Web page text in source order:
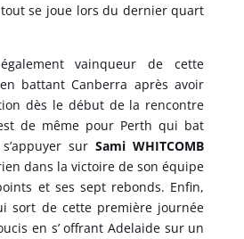
se joue lors du dernier quart
vainqueur de cette
battant Canberra après avoir
dès le début de la rencontre
de même pour Perth qui bat
surSami WHITCOMB
dans la victoire de son équipe
et ses sept rebonds. Enfin,
sort de cette première journée
en s’ offrant Adelaide sur un